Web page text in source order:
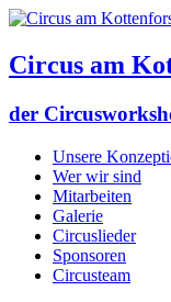
Circus am
der
Unsere
Wer wir sind
Mitarbeiten
Galerie
Circuslieder
Sponsoren
Circusteam